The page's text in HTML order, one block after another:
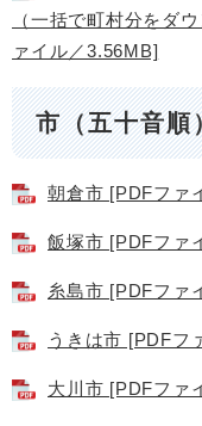
（一括で町村分をダ
ァイル／3.56MB]
市（五十音順
朝倉市 [PDFファ
飯塚市 [PDFファ
糸島市 [PDFファ
うきは市 [PDFフ
大川市 [PDFファ